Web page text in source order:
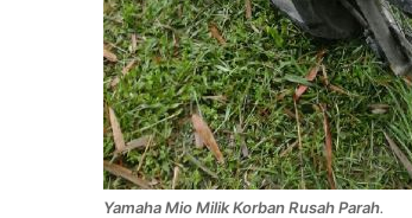
Yamaha Mio Milik Korban Rusah Parah.